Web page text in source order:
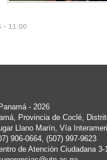
- 11:00
- 2026
Provincia de Coclé,
Llano Marín, Vía
906-0664, (507) 997-9623
de Atención Ciudadana 3-